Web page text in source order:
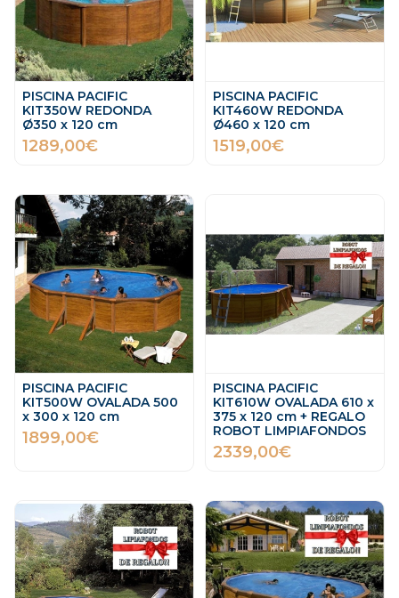
PISCINA PACIFIC
KIT350W REDONDA
Ø350 x 120 cm
1289,00€
PISCINA PACIFIC
KIT460W REDONDA
Ø460 x 120 cm
1519,00€
PISCINA PACIFIC
KIT500W OVALADA 500
x 300 x 120 cm
1899,00€
PISCINA PACIFIC
KIT610W OVALADA 610 x
375 x 120 cm + REGALO
ROBOT LIMPIAFONDOS
2339,00€